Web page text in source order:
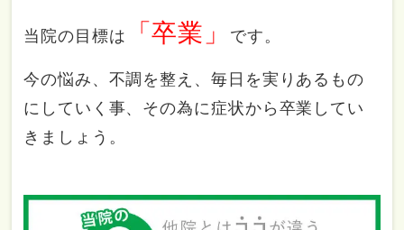
当院の目標は 「卒業」 です。
今の悩み、不調を整え、毎日を実りあるもの
にしていく事、その為に症状から卒業してい
きましょう。